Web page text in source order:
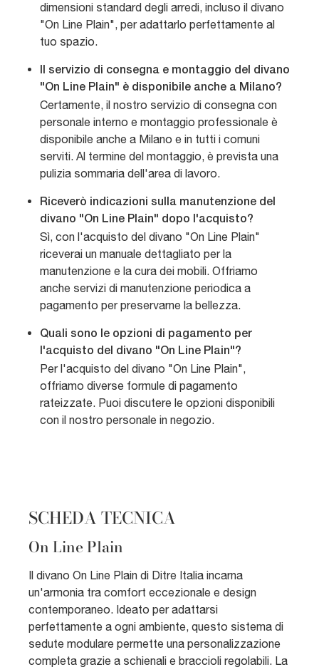
dimensioni standard degli arredi, incluso il divano
"On Line Plain", per adattarlo perfettamente al
tuo spazio.
Il servizio di consegna e montaggio del divano
"On Line Plain" è disponibile anche a Milano?
Certamente, il nostro servizio di consegna con
personale interno e montaggio professionale è
disponibile anche a Milano e in tutti i comuni
serviti. Al termine del montaggio, è prevista una
pulizia sommaria dell'area di lavoro.
Riceverò indicazioni sulla manutenzione del
divano "On Line Plain" dopo l'acquisto?
Sì, con l'acquisto del divano "On Line Plain"
riceverai un manuale dettagliato per la
manutenzione e la cura dei mobili. Offriamo
anche servizi di manutenzione periodica a
pagamento per preservarne la bellezza.
Quali sono le opzioni di pagamento per
l'acquisto del divano "On Line Plain"?
Per l'acquisto del divano "On Line Plain",
offriamo diverse formule di pagamento
rateizzate. Puoi discutere le opzioni disponibili
con il nostro personale in negozio.
SCHEDA TECNICA
On Line Plain
Il divano On Line Plain di Ditre Italia incarna
un'armonia tra comfort eccezionale e design
contemporaneo. Ideato per adattarsi
perfettamente a ogni ambiente, questo sistema di
sedute modulare permette una personalizzazione
completa grazie a schienali e braccioli regolabili. La